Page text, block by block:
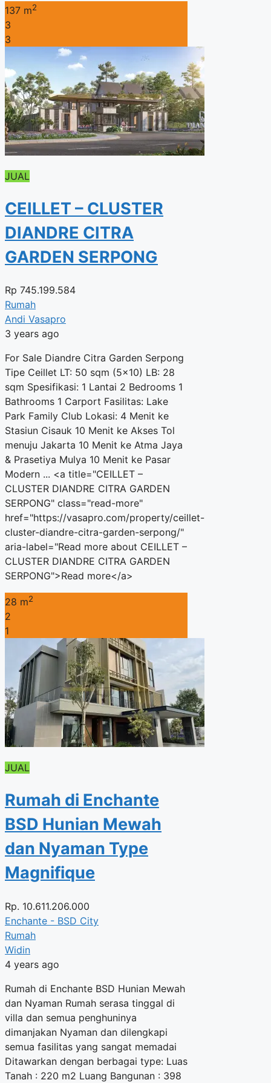
137 m2
3
3
JUAL
CEILLET – CLUSTER
DIANDRE CITRA
GARDEN SERPONG
Rp 745.199.584
Rumah
Andi Vasapro
3 years ago
For Sale Diandre Citra Garden Serpong
Tipe Ceillet LT: 50 sqm (5×10) LB: 28
sqm Spesifikasi: 1 Lantai 2 Bedrooms 1
Bathrooms 1 Carport Fasilitas: Lake
Park Family Club Lokasi: 4 Menit ke
Stasiun Cisauk 10 Menit ke Akses Tol
menuju Jakarta 10 Menit ke Atma Jaya
& Prasetiya Mulya 10 Menit ke Pasar
Modern ... <a title="CEILLET –
CLUSTER DIANDRE CITRA GARDEN
SERPONG" class="read-more"
href="https://vasapro.com/property/ceillet-
cluster-diandre-citra-garden-serpong/"
aria-label="Read more about CEILLET –
CLUSTER DIANDRE CITRA GARDEN
SERPONG">Read more</a>
28 m2
2
1
JUAL
Rumah di Enchante
BSD Hunian Mewah
dan Nyaman Type
Magnifique
Rp. 10.611.206.000
Enchante - BSD City
Rumah
Widin
4 years ago
Rumah di Enchante BSD Hunian Mewah
dan Nyaman Rumah serasa tinggal di
villa dan semua penghuninya
dimanjakan Nyaman dan dilengkapi
semua fasilitas yang sangat memadai
Ditawarkan dengan berbagai type: Luas
Tanah : 220 m2 Luang Bangunan : 398